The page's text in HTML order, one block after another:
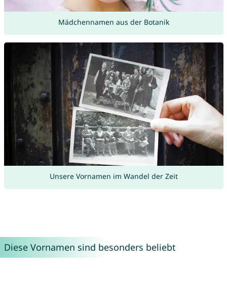
Mädchennamen aus der Botanik
Unsere Vornamen im Wandel der Zeit
Diese Vornamen sind besonders beliebt